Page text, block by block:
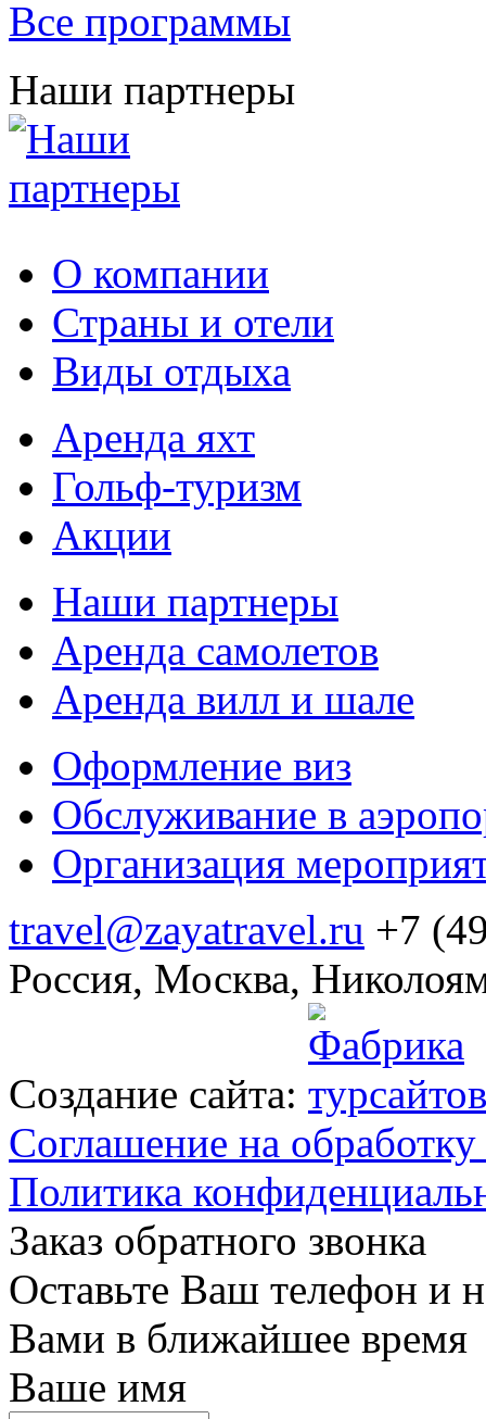
Все программы
Наши партнеры
О компании
Страны и отели
Виды отдыха
Аренда яхт
Гольф-туризм
Акции
Наши партнеры
Аренда самолетов
Аренда вилл и шале
Оформление виз
Обслуживание в
Организация
travel@zayatravel.ru +7
Роcсия, Москва,
Создание сайта:
Соглашение на
Политика
Заказ обратного звонка
Оставьте Ваш телефон и
Вами в ближайшее время
Ваше имя